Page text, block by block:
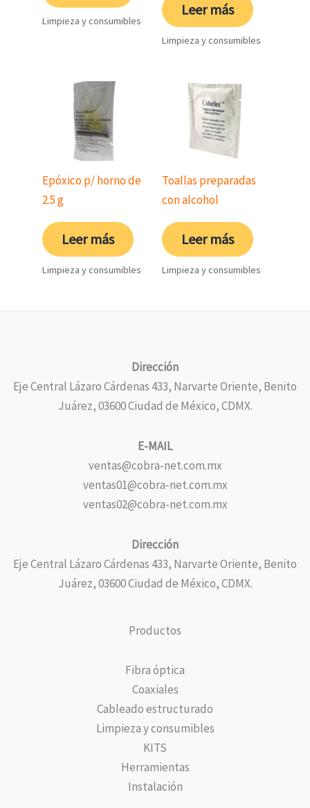
Limpieza y consumibles
Leer más
Limpieza y consumibles
Epóxico p/ horno de
2.5 g
Leer más
Limpieza y consumibles
Toallas preparadas
con alcohol
Leer más
Limpieza y consumibles
Dirección
Eje Central Lázaro Cárdenas 433, Narvarte Oriente, Benito
Juárez, 03600 Ciudad de México, CDMX.
E-MAIL
ventas@cobra-net.com.mx
ventas01@cobra-net.com.mx
ventas02@cobra-net.com.mx
Dirección
Eje Central Lázaro Cárdenas 433, Narvarte Oriente, Benito
Juárez, 03600 Ciudad de México, CDMX.
Productos
Fibra óptica
Coaxiales
Cableado estructurado
Limpieza y consumibles
KITS
Herramientas
Instalación